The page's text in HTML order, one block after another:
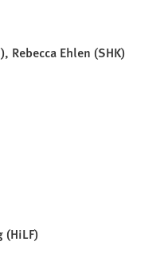
Ehlen (SHK)